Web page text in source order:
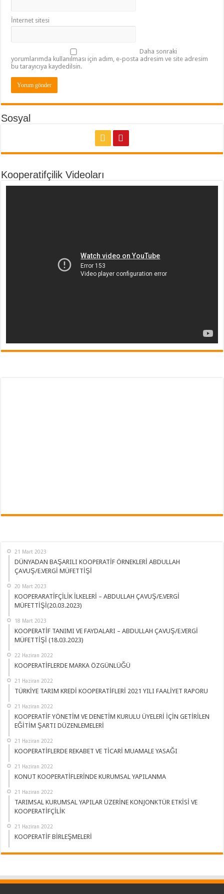
İnternet sitesi
Daha sonraki
yorumlarımda kullanılması için adım, e-posta adresim ve site adresim
bu tarayıcıya kaydedilsin.
Sosyal
Kooperatifçilik Videoları
21 Mart 2023
DÜNYADAN BAŞARILI KOOPERATİF ÖRNEKLERİ ABDULLAH
ÇAVUŞ/E.VERGİ MÜFETTİŞİ
20 Mart 2023
KOOPERARATİFÇİLİK İLKELERİ – ABDULLAH ÇAVUŞ/E.VERGİ
MÜFETTİŞİ(20.03.2023)
18 Mart 2023
KOOPERATİF TANIMI VE FAYDALARI – ABDULLAH ÇAVUŞ/E.VERGİ
MÜFETTİŞİ (18.03.2023)
22 Haziran 2022
KOOPERATİFLERDE MARKA ÖZGÜNLÜĞÜ
21 Haziran 2022
TÜRKİYE TARIM KREDİ KOOPERATİFLERİ 2021 YILI FAALİYET RAPORU
21 Haziran 2022
KOOPERATİF YÖNETİM VE DENETİM KURULU ÜYELERİ İÇİN GETİRİLEN
EĞİTİM ŞARTI DÜZENLEMELERİ
21 Haziran 2022
KOOPERATİFLERDE REKABET VE TİCARİ MUAMALE YASAĞI
21 Haziran 2022
KONUT KOOPERATİFLERİNDE KURUMSAL YAPILANMA
21 Haziran 2022
TARIMSAL KURUMSAL YAPILAR ÜZERİNE KONJONKTÜR ETKİSİ VE
KOOPERATİFÇİLİK
21 Haziran 2022
KOOPERATİF BİRLEŞMELERİ